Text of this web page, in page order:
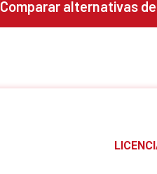
Comparar alternativas